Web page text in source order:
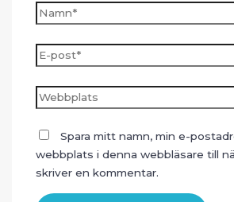
Namn*
E-
post*
Webbplats
Spara mitt namn, min e-
webbplats i denna webbläsare till
skriver en kommentar.